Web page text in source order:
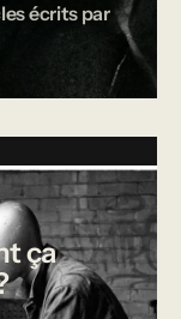
écrits par
ça